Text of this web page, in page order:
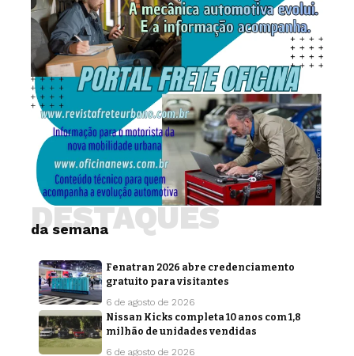
da semana
DESTAQUES
Fenatran 2026 abre credenciamento
gratuito para visitantes
6 de agosto de 2026
Nissan Kicks completa 10 anos com 1,8
milhão de unidades vendidas
6 de agosto de 2026